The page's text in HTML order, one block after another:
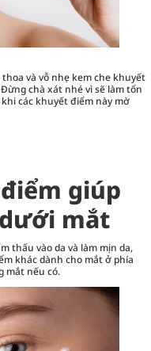
và vỗ nhẹ kem che khuyết
chà xát nhé vì sẽ làm tổn
các khuyết điểm này mờ
giúp
mắt
thấu vào da và làm mịn da,
khác dành cho mắt ở phía
mắt nếu có.